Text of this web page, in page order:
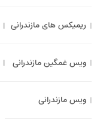
ریمیکس های مازندرانی
ویس غمگین مازندرانی
ویس مازندرانی